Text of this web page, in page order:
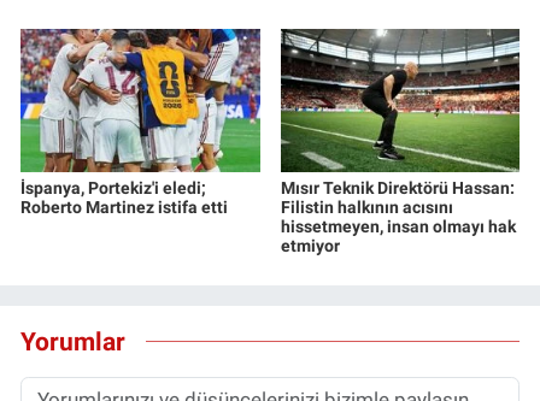
İspanya, Portekiz'i eledi;
Roberto Martinez istifa etti
Mısır Teknik Direktörü Hassan:
Filistin halkının acısını
hissetmeyen, insan olmayı hak
etmiyor
Yorumlar